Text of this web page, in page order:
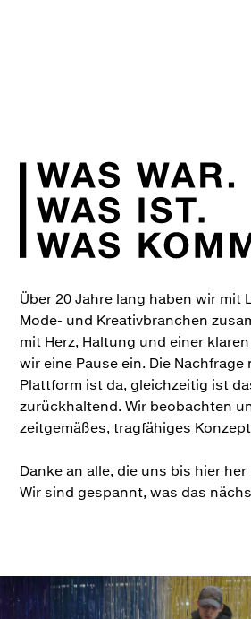
Über 20 Jahre lang haben wir mit
Mode- und Kreativbranchen
mit Herz, Haltung und einer
wir eine Pause ein. Die
Plattform ist da, gleichzeitig ist
zurückhaltend. Wir beobachten
zeitgemäßes, tragfähiges
Danke an alle, die uns bis hier
Wir sind gespannt, was das